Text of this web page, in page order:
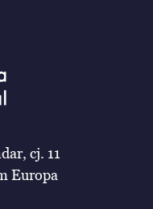
cj. 11
Europa